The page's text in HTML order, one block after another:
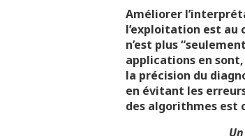
Améliorer
l’exploitation est au
n’est plus
applications en
la précision du
en évitant les
des algorithmes est